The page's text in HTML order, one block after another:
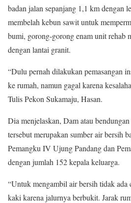
badan jalan sepanjang 1,1 km dengan
membelah kebun sawit untuk
bumi, gorong-gorong enam unit rehab
dengan lantai granit.
“Dulu pernah dilakukan pemasangan
ke rumah, namun gagal karena
Tulis Pekon Sukamaju, Hasan.
Dia menjelaskan, Dam atau
tersebut merupakan sumber air bersih
Pemangku IV Ujung Pandang dan
dengan jumlah 152 kepala keluarga.
“Untuk mengambil air bersih tidak ada
kaki karena jalurnya berbukit. Jarak